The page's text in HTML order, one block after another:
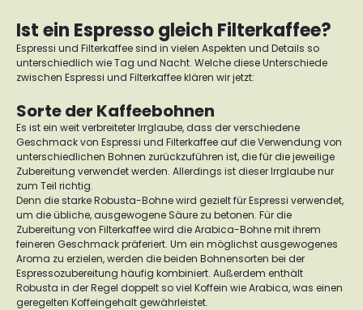
Ist ein Espresso gleich Filterkaffee?
Espressi und Filterkaffee sind in vielen Aspekten und Details so
unterschiedlich wie Tag und Nacht. Welche diese Unterschiede
zwischen Espressi und Filterkaffee klären wir jetzt:
Sorte der Kaffeebohnen
Es ist ein weit verbreiteter Irrglaube, dass der verschiedene
Geschmack von Espressi und Filterkaffee auf die Verwendung von
unterschiedlichen Bohnen zurückzuführen ist, die für die jeweilige
Zubereitung verwendet werden. Allerdings ist dieser Irrglaube nur
zum Teil richtig.
Denn die starke Robusta-Bohne wird gezielt für Espressi verwendet,
um die übliche, ausgewogene Säure zu betonen. Für die
Zubereitung von Filterkaffee wird die Arabica-Bohne mit ihrem
feineren Geschmack präferiert. Um ein möglichst ausgewogenes
Aroma zu erzielen, werden die beiden Bohnensorten bei der
Espressozubereitung häufig kombiniert. Außerdem enthält
Robusta in der Regel doppelt so viel Koffein wie Arabica, was einen
geregelten Koffeingehalt gewährleistet.